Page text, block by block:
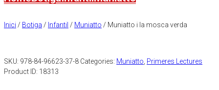
Inici / Botiga / Infantil / Muniatto / Muniatto i la mosca verda
SKU: 978-84-96623-37-8 Categories: Muniatto Primeres Lectures
Product ID: 18313